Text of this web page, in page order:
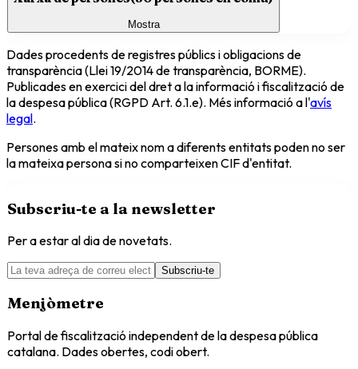
Mostra
Dades procedents de registres públics i obligacions de
transparència (Llei 19/2014 de transparència, BORME).
Publicades en exercici del dret a la informació i fiscalització de
la despesa pública (RGPD Art. 6.1.e). Més informació a l'avís
legal.
Persones amb el mateix nom a diferents entitats poden no ser
la mateixa persona si no comparteixen CIF d'entitat.
Subscriu-te a la newsletter
Per a estar al dia de novetats.
Subscriu-te
Menjòmetre
Portal de fiscalització independent de la despesa pública
catalana. Dades obertes, codi obert.